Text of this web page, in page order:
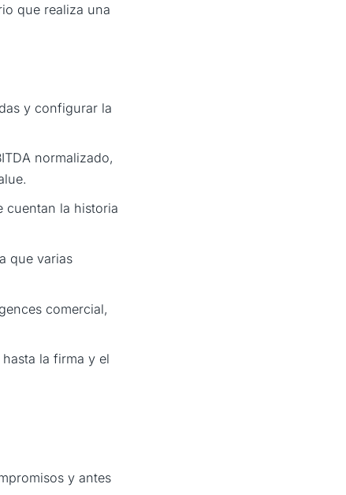
que realiza una
y configurar la
normalizado,
cuentan la historia
que varias
comercial,
la firma y el
y antes